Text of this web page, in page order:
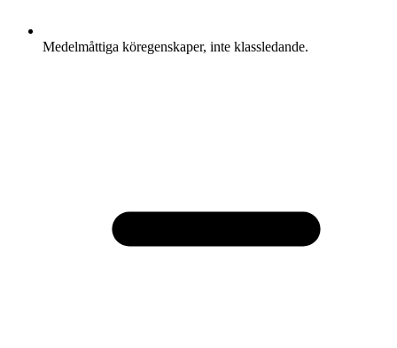
Medelmåttiga köregenskaper, inte klassledande.